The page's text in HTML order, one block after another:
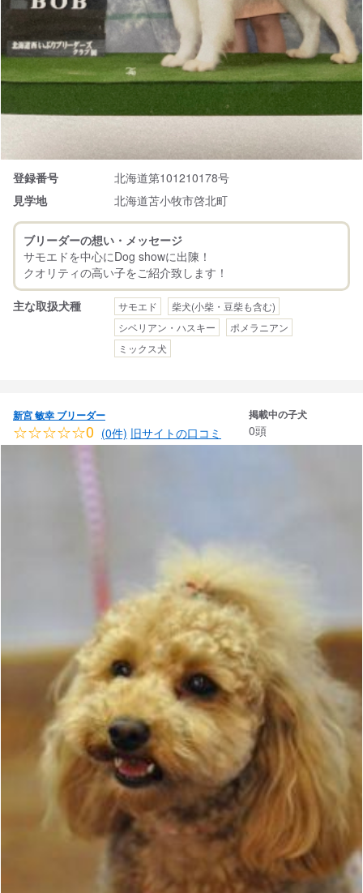
登録番号
北海道第101210178号
見学地
北海道苫小牧市啓北町
ブリーダーの想い・メッセージ
サモエドを中心にDog showに出陳！
主な取扱犬種 サモエド
柴犬(小柴・豆柴も含む)
シベリアン・ハスキー
ポメラニアン
ミックス犬
新宮 敏幸 ブリーダー
☆☆☆☆☆0 (0件) 旧サイトの口コミ
掲載中の子犬
0頭